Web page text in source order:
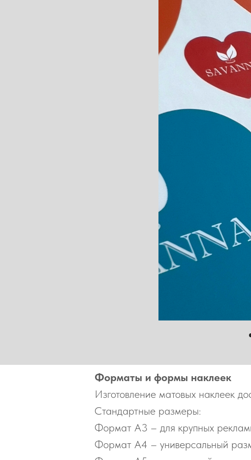
Форматы и формы наклеек
Изготовление матовых наклеек
Стандартные размеры:
Формат А3 – для крупных
Формат А4 – универсальный